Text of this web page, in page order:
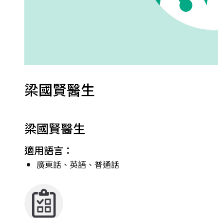
梁國賢醫生
梁國賢醫生
適用語言：
廣東話、英語、普通話